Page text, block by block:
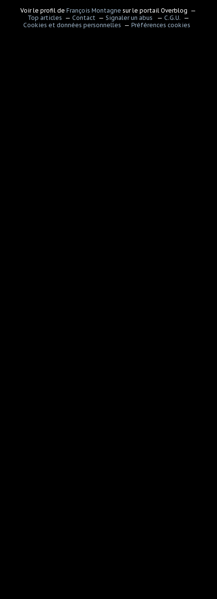
Voir le profil deFrançois Montagne sur le portail Overblog
Top articles
Contact Signaler un abus
C.G.U.
Cookies et données personnelles
Préférences cookies